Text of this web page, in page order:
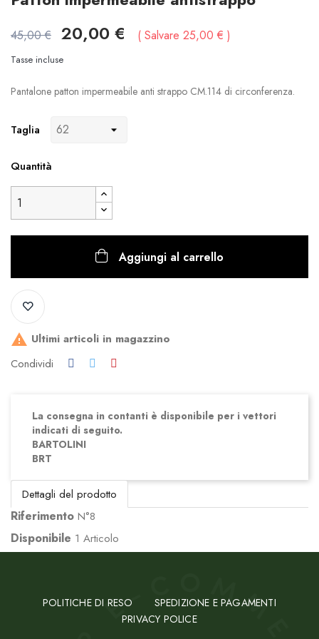
45,00 € 20,00 € Salvare 25,00 €
Tasse incluse
Pantalone patton impermeabile anti strappo CM.114 di circonferenza.
Taglia
Quantità
Aggiungi al carrello
 Ultimi articoli in magazzino
Condividi
La consegna in contanti è disponibile per i vettori
indicati di seguito.
BARTOLINI
BRT
Dettagli del prodotto
Riferimento N°8
Disponibile 1 Articolo
POLITICHE DI RESO
SPEDIZIONE E PAGAMENTI
PRIVACY POLICE